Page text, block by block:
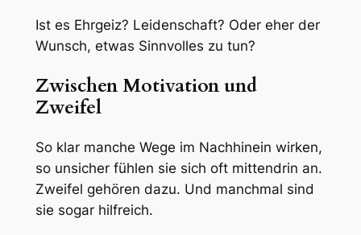
Ist es Ehrgeiz? Leidenschaft? Oder eher der
Wunsch, etwas Sinnvolles zu tun?
Zwischen Motivation und
Zweifel
So klar manche Wege im Nachhinein wirken,
so unsicher fühlen sie sich oft mittendrin an.
Zweifel gehören dazu. Und manchmal sind
sie sogar hilfreich.